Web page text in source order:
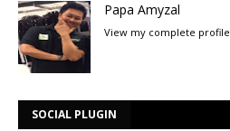
Papa Amyzal
View my complete profile
SOCIAL PLUGIN